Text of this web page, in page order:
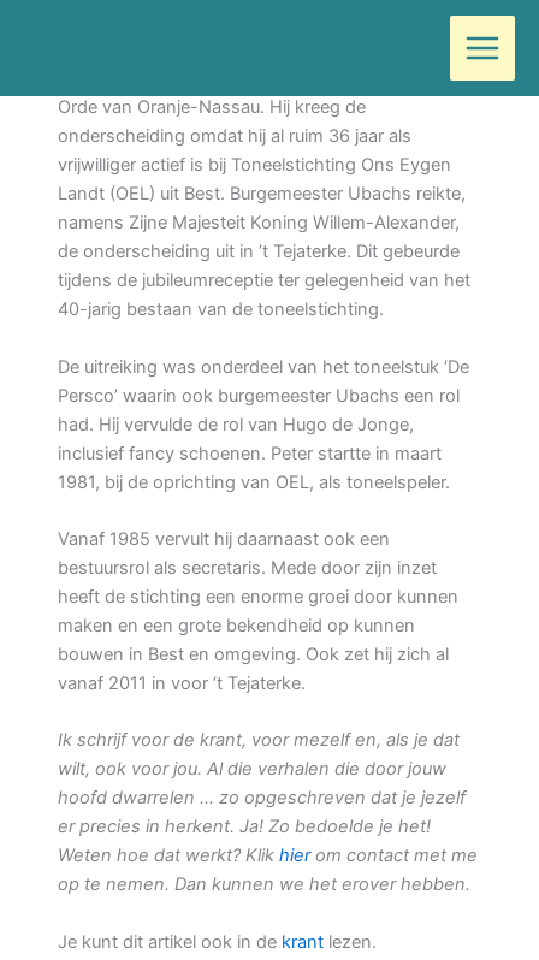
inhoud
Peter Adriaanse is zaterdag benoemd tot Lid in de
Orde van Oranje-Nassau. Hij kreeg de
onderscheiding omdat hij al ruim 36 jaar als
vrijwilliger actief is bij Toneelstichting Ons Eygen
Landt (OEL) uit Best. Burgemeester Ubachs reikte,
namens Zijne Majesteit Koning Willem-Alexander,
de onderscheiding uit in ’t Tejaterke. Dit gebeurde
tijdens de jubileumreceptie ter gelegenheid van het
40-jarig bestaan van de toneelstichting.
De uitreiking was onderdeel van het toneelstuk ‘De
Persco’ waarin ook burgemeester Ubachs een rol
had. Hij vervulde de rol van Hugo de Jonge,
inclusief fancy schoenen. Peter startte in maart
1981, bij de oprichting van OEL, als toneelspeler.
Vanaf 1985 vervult hij daarnaast ook een
bestuursrol als secretaris. Mede door zijn inzet
heeft de stichting een enorme groei door kunnen
maken en een grote bekendheid op kunnen
bouwen in Best en omgeving. Ook zet hij zich al
vanaf 2011 in voor ‘t Tejaterke.
Ik schrijf voor de krant, voor mezelf en, als je dat
wilt, ook voor jou. Al die verhalen die door jouw
hoofd dwarrelen … zo opgeschreven dat je jezelf
er precies in herkent. Ja! Zo bedoelde je het!
Weten hoe dat werkt? Klik hierom contact met me
op te nemen. Dan kunnen we het erover hebben.
Je kunt dit artikel ook in de krant lezen.